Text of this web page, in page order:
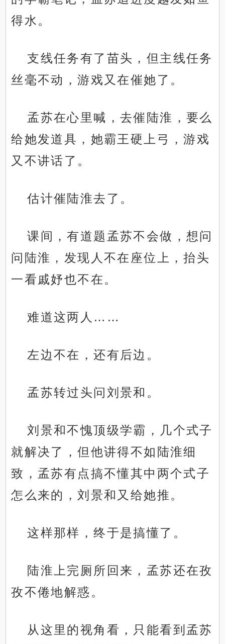
得水。
支线任务有了苗头，但主线任务
丝毫不动，游戏又在催她了。
孟苏在心里喊，去催陆淮，要么
给她发道具，她霸王硬上弓，游戏
又不讲话了。
估计催陆淮去了。
课间，有道题孟苏不会做，想问
问陆淮，发现人不在座位上，抬头
一看戚妤也不在。
难道这两人……
左边不在，还有后边。
孟苏转过头问刘景和。
刘景和不愧顶级学霸，几个式子
就解决了，但他讲得不如陆淮细
致，孟苏有点搞不懂其中两个式子
怎么来的，刘景和又给她推。
这样那样，终于是搞懂了。
陆淮上完厕所回来，孟苏还在孜
孜不倦地解惑。
从这里的视角看，只能看到孟苏